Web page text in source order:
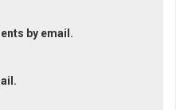
by email.